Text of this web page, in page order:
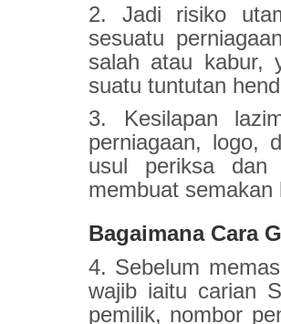
2. Jadi risiko
sesuatu
salah atau kabur,
suatu tuntutan
3. Kesilapan
perniagaan, logo,
usul periksa dan
membuat
Bagaimana Cara
4. Sebelum
wajib iaitu carian
pemilik, nombor